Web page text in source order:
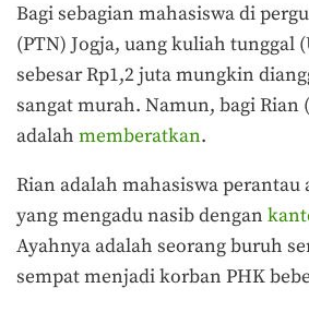
Bagi sebagian mahasiswa di
(PTN) Jogja, uang kuliah tunggal
sebesar Rp1,2 juta mungkin
sangat murah. Namun, bagi Rian
adalah memberatkan.
Rian adalah mahasiswa perantau
yang mengadu nasib dengan
Ayahnya adalah seorang buruh
sempat menjadi korban PHK